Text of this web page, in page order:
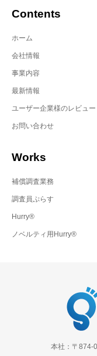
Contents
ホーム
会社情報
事業内容
最新情報
ユーザー企業様のレビュー
お問い合わせ
Works
補償調査業務
調査員ぷらす
Hurry®
ノベルティ用Hurry®
本社：〒874-